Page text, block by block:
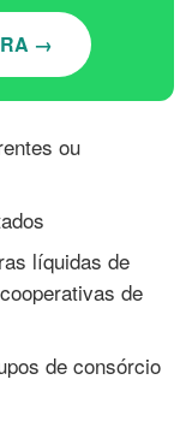
→
ou
líquidas de
de
de consórcio